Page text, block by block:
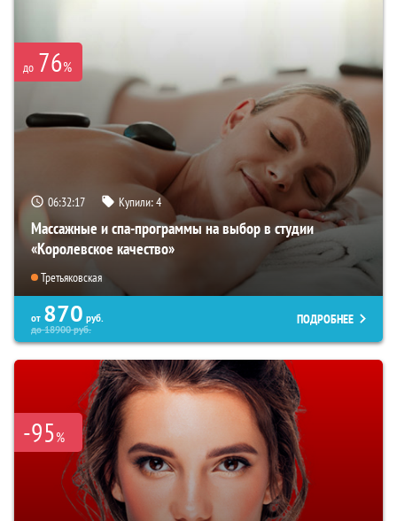
до 76%
06:32:16 Купили:4
Массажные и спа-программы на выбор в студии
«Королевское качество»
Третьяковская
от 870 руб.
до18900руб.
ПОДРОБНЕЕ
-95%